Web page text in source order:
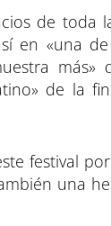
de toda
en «una
más»
de la
festival
una